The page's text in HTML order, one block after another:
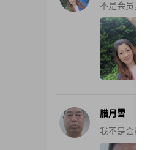
不是会员，看
腊月雪
我不是会员